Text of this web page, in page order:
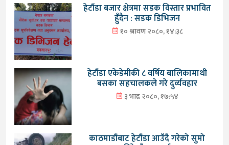
हेटौंडा बजार क्षेत्रमा सडक विस्तार प्रभावित
हुँदैन : सडक डिभिजन
१० श्रावण २०८०, १४:३८
हेटौंडा एकेडेमीकी ८ वर्षिय बालिकामाथी
बसका सहचालकले गरे दुर्व्यवहार
३ भाद्र २०८०, १७:५४
काठमाडौंबाट हेटौंडा आउँदै गरेको सुमो